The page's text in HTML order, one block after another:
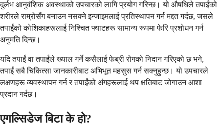
दुर्लभ आनुवंशिक अवस्थाको उपचारको लागि प्रयोग गरिन्छ। यो औषधिले तपाईंको
शरीरले राम्रोसँग बनाउन नसक्ने इन्जाइमलाई प्रतिस्थापन गर्न मद्दत गर्दछ, जसले
तपाईंको कोशिकाहरूलाई निश्चित फ्याटहरू सामान्य रूपमा फेरि प्रशोधन गर्न
अनुमति दिन्छ।
यदि तपाईं वा तपाईंले ख्याल गर्ने कसैलाई फेब्री रोगको निदान गरिएको छ भने,
तपाईं सबै चिकित्सा जानकारीबाट अभिभूत महसुस गर्न सक्नुहुन्छ। यो उपचारले
लक्षणहरू व्यवस्थापन गर्न र तपाईंको अंगहरूलाई थप क्षतिबाट जोगाउन आशा
प्रदान गर्दछ।
एगल्सिडेज बिटा के हो?